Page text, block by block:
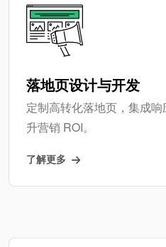
落地页设计与开发
定制高转化落地页，集成
升营销 ROI。
了解更多